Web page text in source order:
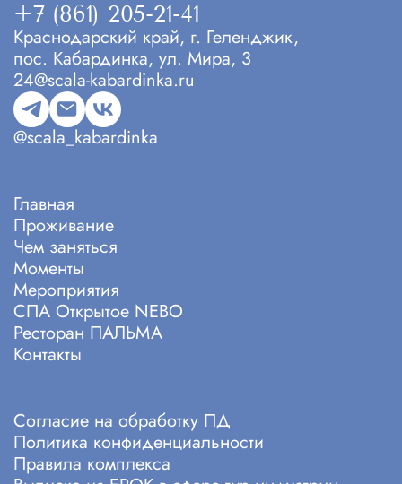
+7 (861) 205-21-41
Краснодарский край, г. Геленджик,
пос. Кабардинка, ул. Мира, 3
24@scala-kabardinka.ru
@scala_kabardinka
Главная
Проживание
Чем заняться
Моменты
Мероприятия
СПА Открытое NEBO
Ресторан ПАЛЬМА
Контакты
Cогласие на обработку ПД
Политика конфиденциальности
Правила комплекса